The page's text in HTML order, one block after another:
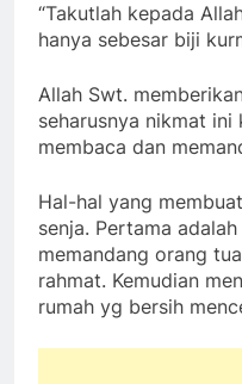
“Takutlah kepada
hanya sebesar biji
Allah Swt.
seharusnya nikmat
membaca dan
Hal-hal yang
senja. Pertama adalah
memandang orang
rahmat. Kemudian
rumah yg bersih